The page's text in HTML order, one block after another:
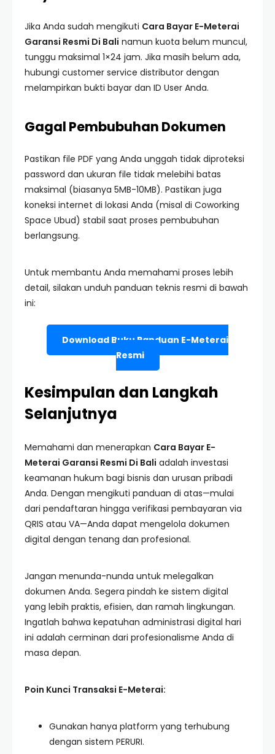
Jika Anda sudah mengikuti Cara Bayar E-Meterai
Garansi Resmi Di Bali namun kuota belum muncul,
tunggu maksimal 1×24 jam. Jika masih belum ada,
hubungi customer service distributor dengan
melampirkan bukti bayar dan ID User Anda.
Gagal Pembubuhan Dokumen
Pastikan file PDF yang Anda unggah tidak diproteksi
password dan ukuran file tidak melebihi batas
maksimal (biasanya 5MB-10MB). Pastikan juga
koneksi internet di lokasi Anda (misal di Coworking
Space Ubud) stabil saat proses pembubuhan
berlangsung.
Untuk membantu Anda memahami proses lebih
detail, silakan unduh panduan teknis resmi di bawah
ini:
Download Buku Panduan E-Meterai
Resmi
Kesimpulan dan Langkah
Selanjutnya
Memahami dan menerapkan Cara Bayar E-
Meterai Garansi Resmi Di Bali adalah investasi
keamanan hukum bagi bisnis dan urusan pribadi
Anda. Dengan mengikuti panduan di atas—mulai
dari pendaftaran hingga verifikasi pembayaran via
QRIS atau VA—Anda dapat mengelola dokumen
digital dengan tenang dan profesional.
Jangan menunda-nunda untuk melegalkan
dokumen Anda. Segera pindah ke sistem digital
yang lebih praktis, efisien, dan ramah lingkungan.
Ingatlah bahwa kepatuhan administrasi digital hari
ini adalah cerminan dari profesionalisme Anda di
masa depan.
Poin Kunci Transaksi E-Meterai:
Gunakan hanya platform yang terhubung
dengan sistem PERURI.